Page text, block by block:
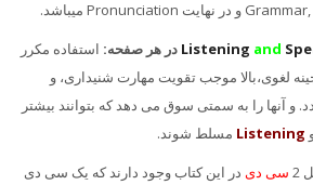
Listening and در هر صفحه: استفاده مکرر
لغوی،بالا موجب تقویت مهارت شنیداری، و
و آنها را به سمتی سوق می دهد که بتوانند بیشتر
Listening مسلط شوند.
سی دی در این کتاب وجود دارند که یک سی دی